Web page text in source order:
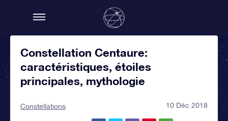
Constellation Centaure:
caractéristiques, étoiles
principales, mythologie
Constellations 10 Déc 2018